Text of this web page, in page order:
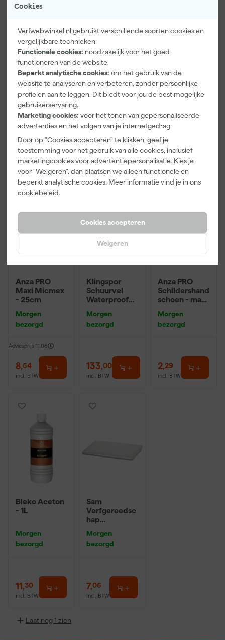
Cookies
Verfwebwinkel.nl gebruikt verschillende soorten cookies en
vergelijkbare technieken:
Functionele cookies: noodzakelijk voor het goed
functioneren van de website.
Beperkt analytische cookies: om het gebruik van de
website te analyseren en verbeteren, zonder persoonlijke
profielen aan te leggen. Dit biedt voor jou de best mogelijke
gebruikerservaring.
Marketing cookies: voor het tonen van gepersonaliseerde
advertenties en het volgen van je internetgedrag.
Door op "Cookies accepteren" te klikken, geef je
toestemming voor het gebruik van alle cookies, inclusief
marketingcookies voor advertentiepersonalisatie. Kies je
voor "Weigeren", dan plaatsen we alleen functionele en
beperkt analytische cookies. Meer informatie vind je in ons
cookiebeleid.
Cookies accepteren
Weigeren
Anza Verfstok
uitschuifbaar
- 1x2m
Morgen
bezorgd
Adviesprijs 11,47
Go!Paint Roll
And Go
Verfemmer -
25cm Roller -
10L + 5
en deksel
Morgen
12
incl. BTW
Ontvetter en
Verfreiniger –
0,5L
Morgen
6,
incl. BTW
Anza PRO
Maxi Micmex
- 25cm
Morgen
bezorgd
Adviesprijs 11,06
8,64
incl. BTW
Klingspor
Schuurvel
Waterproof
230X280Mm
Morgen
bezorgd
133,00
incl. BTW
Anza PRO
Schildershand
schoen - maat
Morgen
bezorgd
2,29
incl. BTW
Bleko Aceton
- 1L
Morgen
bezorgd
11,30
incl. BTW
Sam
Verfgereedsc
hap
- 4mx5m
Morgen
bezorgd
7,06
incl. BTW
Laat nog 1 zien